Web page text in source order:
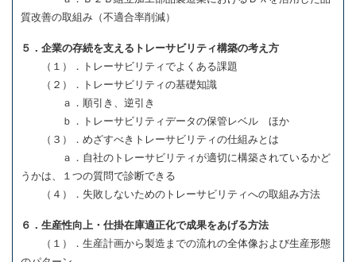
質改善の取組み（不適合率削減）
５．企業の存続を支えるトレーサビリティ構築の考え方
（１）．トレーサビリティでよくある課題
（２）．トレーサビリティの基礎知識
ａ．順引き、逆引き
ｂ．トレーサビリティデータの保管レベル ほか
（３）．めざすべきトレーサビリティの仕組みとは
ａ．自社のトレーサビリティが適切に構築されているかど
うかは、１つの質問で診断できる
（４）．失敗しないためのトレーサビリティへの取組み方法
６．生産性向上・仕掛在庫適正化で成果をあげる方法
（１）．生産計画から製造までの流れの全体像および生産形態